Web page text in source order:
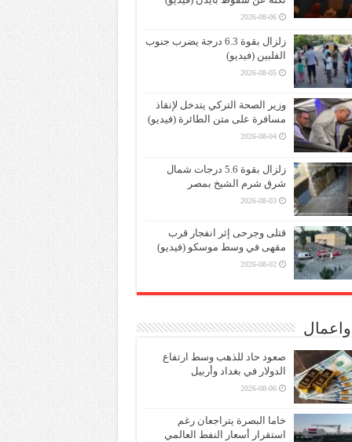
2026-08-06
زلزال بقوة 6.3 درجة يضرب جنوب
الفلبين (فيديو)
2026-08-05
وزير الصحة التركي يتدخل لإنقاذ
مسافرة على متن الطائرة (فيديو)
2026-08-04
زلزال بقوة 5.6 درجات شمال
شرق شرم الشيخ بمصر
2026-08-03
قتلى وجرحى إثر انفجار قرب
مقهى في وسط موسكو (فيديو)
2026-08-02
صعود حاد للذهب وسط ارتفاع
الدولار في بغداد وأربيل
2026-08-06
خاما البصرة يتراجعان رغم
استقرار أسعار النفط العالمي